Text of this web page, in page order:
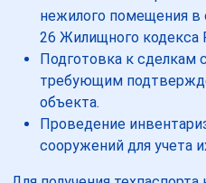
нежилого помещения в
26 Жилищного кодекса
Подготовка к
требующим
объекта.
Проведение
сооружений для учета